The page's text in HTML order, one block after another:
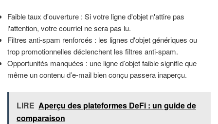
Faible taux d'ouverture : Si votre ligne d'objet n'attire pas
l'attention, votre courriel ne sera pas lu.
Filtres anti-spam renforcés : les lignes d'objet génériques ou
trop promotionnelles déclenchent les filtres anti-spam.
Opportunités manquées : une ligne d’objet faible signifie que
même un contenu d’e-mail bien conçu passera inaperçu.
LIRE Aperçu des plateformes DeFi : un guide de
comparaison